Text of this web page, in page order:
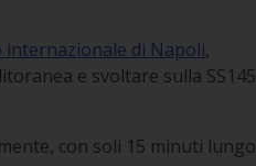
di Napoli,
e svoltare sulla SS145
con soli 15 minuti lungo